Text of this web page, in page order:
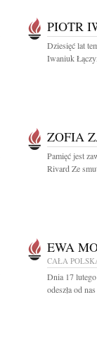
PIOTR
Dziesięć lat
Iwaniuk
ZOFIA
Pamięć jest
Rivard Ze
EWA
CAŁA
Dnia 17
odeszła od